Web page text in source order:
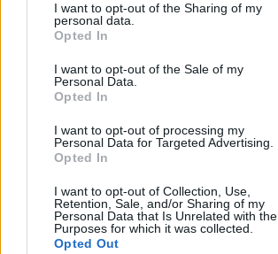
not limited to your visit or usage behaviour.
grant or deny consent to Google and its
use your data for below specified purposes
consent section.
I want to opt-out of the Sharing of my
personal data.
Opted In
I want to opt-out of the Sale of my
Personal Data.
Opted In
I want to opt-out of processing my
Personal Data for Targeted Advertising.
Opted In
I want to opt-out of Collection, Use,
Retention, Sale, and/or Sharing of my
Personal Data that Is Unrelated with the
Purposes for which it was collected.
Opted Out
Συνταγματική αναθεώρηση: 33
εγκρίθηκαν για να προχωρήσει η